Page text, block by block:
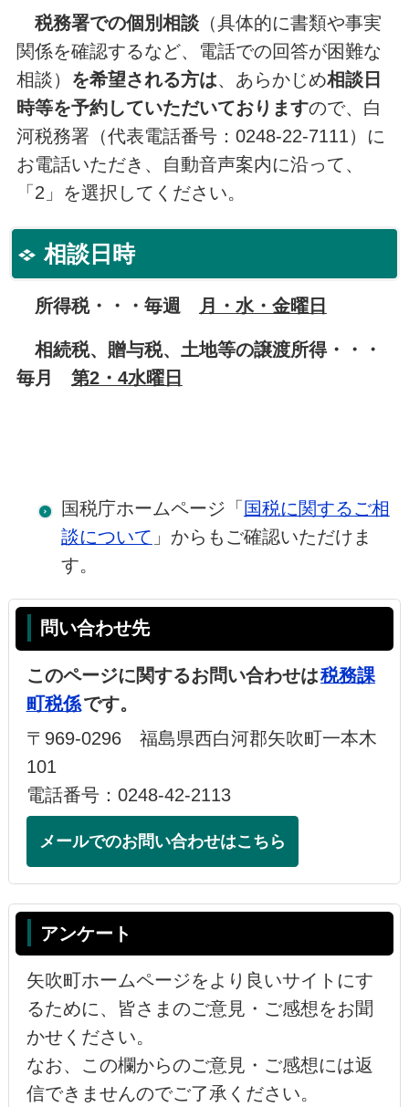
税務署での個別相談（具体的に書類や事実
関係を確認するなど、電話での回答が困難な
相談） を希望される方は、あらかじめ相談日
時等を予約していただいておりますので、白
河税務署（代表電話番号：0248-22-7111）に
お電話いただき、自動音声案内に沿って、
「2」を選択してください。
相談日時
所得税・・・毎週 月・水・金曜日
相続税、贈与税、土地等の譲渡所得・・・
毎月 第2・4水曜日
国税庁ホームページ「 国税に関するご相
談について 」からもご確認いただけま
す。
問い合わせ先
このページに関するお問い合わせは税務課
町税係です。
〒969-0296 福島県西白河郡矢吹町一本木
101
電話番号：0248-42-2113
メールでのお問い合わせはこちら
アンケート
矢吹町ホームページをより良いサイトにす
るために、皆さまのご意見・ご感想をお聞
かせください。
なお、この欄からのご意見・ご感想には返
信できませんのでご了承ください。